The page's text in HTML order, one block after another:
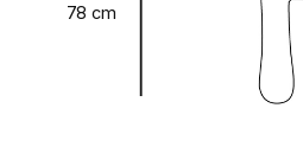
78 cm